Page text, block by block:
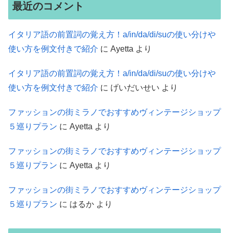
最近のコメント
イタリア語の前置詞の覚え方！a/in/da/di/suの使い分けや
使い方を例文付きで紹介 に Ayetta より
イタリア語の前置詞の覚え方！a/in/da/di/suの使い分けや
使い方を例文付きで紹介 に げいだいせい より
ファッションの街ミラノでおすすめヴィンテージショップ
５巡りプラン に Ayetta より
ファッションの街ミラノでおすすめヴィンテージショップ
５巡りプラン に Ayetta より
ファッションの街ミラノでおすすめヴィンテージショップ
５巡りプラン に はるか より